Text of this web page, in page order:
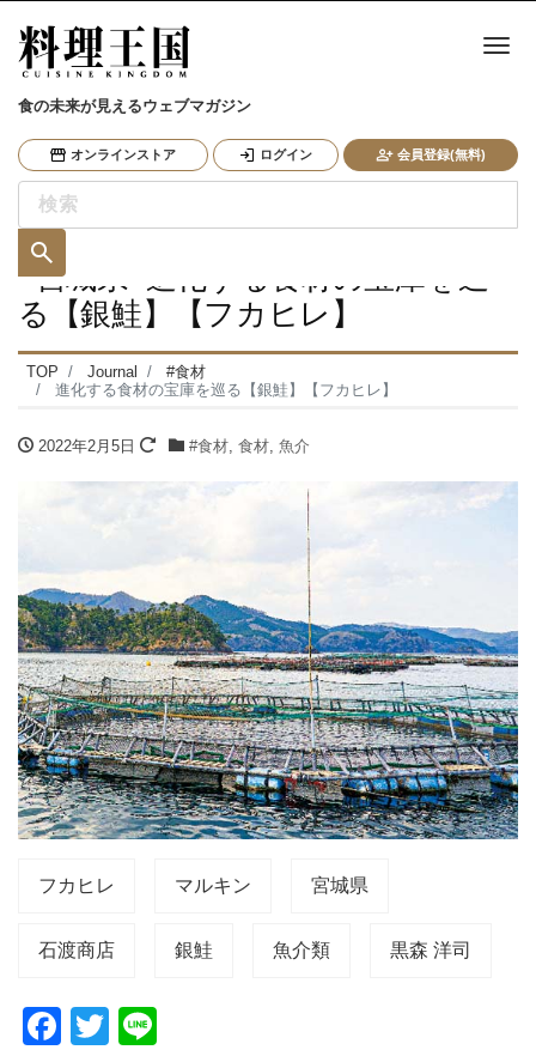
食の未来が見えるウェブマガジン
オンラインストア ログイン 会員登録(無料)
ナ
<宮城県>進化する食材の宝庫を巡
る【銀鮭】【フカヒレ】
TOP Journal
#食材
進化する食材の宝庫を巡る【銀鮭】【フカヒレ】
2022年2月5日 #食材, 食材, 魚介
フカヒレ マルキン 宮城県
石渡商店 銀鮭 魚介類 黒森 洋司
F
T